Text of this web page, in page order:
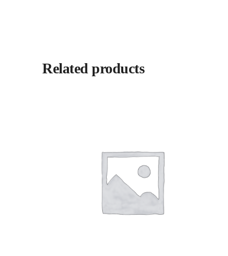
Related products